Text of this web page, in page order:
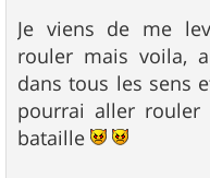
g
e
Je viens de me
rouler mais voila,
dans tous les sens
pourrai aller
bataille